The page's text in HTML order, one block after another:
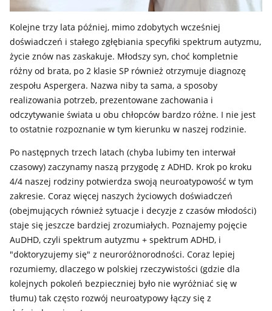
Kolejne trzy lata później, mimo zdobytych wcześniej
doświadczeń i stałego zgłębiania specyfiki spektrum autyzmu,
życie znów nas zaskakuje. Młodszy syn, choć kompletnie
różny od brata, po 2 klasie SP również otrzymuje diagnozę
zespołu Aspergera. Nazwa niby ta sama, a sposoby
realizowania potrzeb, prezentowane zachowania i
odczytywanie świata u obu chłopców bardzo różne. I nie jest
to ostatnie rozpoznanie w tym kierunku w naszej rodzinie.
Po następnych trzech latach (chyba lubimy ten interwał
czasowy) zaczynamy naszą przygodę z ADHD. Krok po kroku
4/4 naszej rodziny potwierdza swoją neuroatypowość w tym
zakresie. Coraz więcej naszych życiowych doświadczeń
(obejmujących również sytuacje i decyzje z czasów młodości)
staje się jeszcze bardziej zrozumiałych. Poznajemy pojęcie
AuDHD, czyli spektrum autyzmu + spektrum ADHD, i
"doktoryzujemy się" z neuroróżnorodności. Coraz lepiej
rozumiemy, dlaczego w polskiej rzeczywistości (gdzie dla
kolejnych pokoleń bezpieczniej było nie wyróżniać się w
tłumu) tak często rozwój neuroatypowy łączy się z